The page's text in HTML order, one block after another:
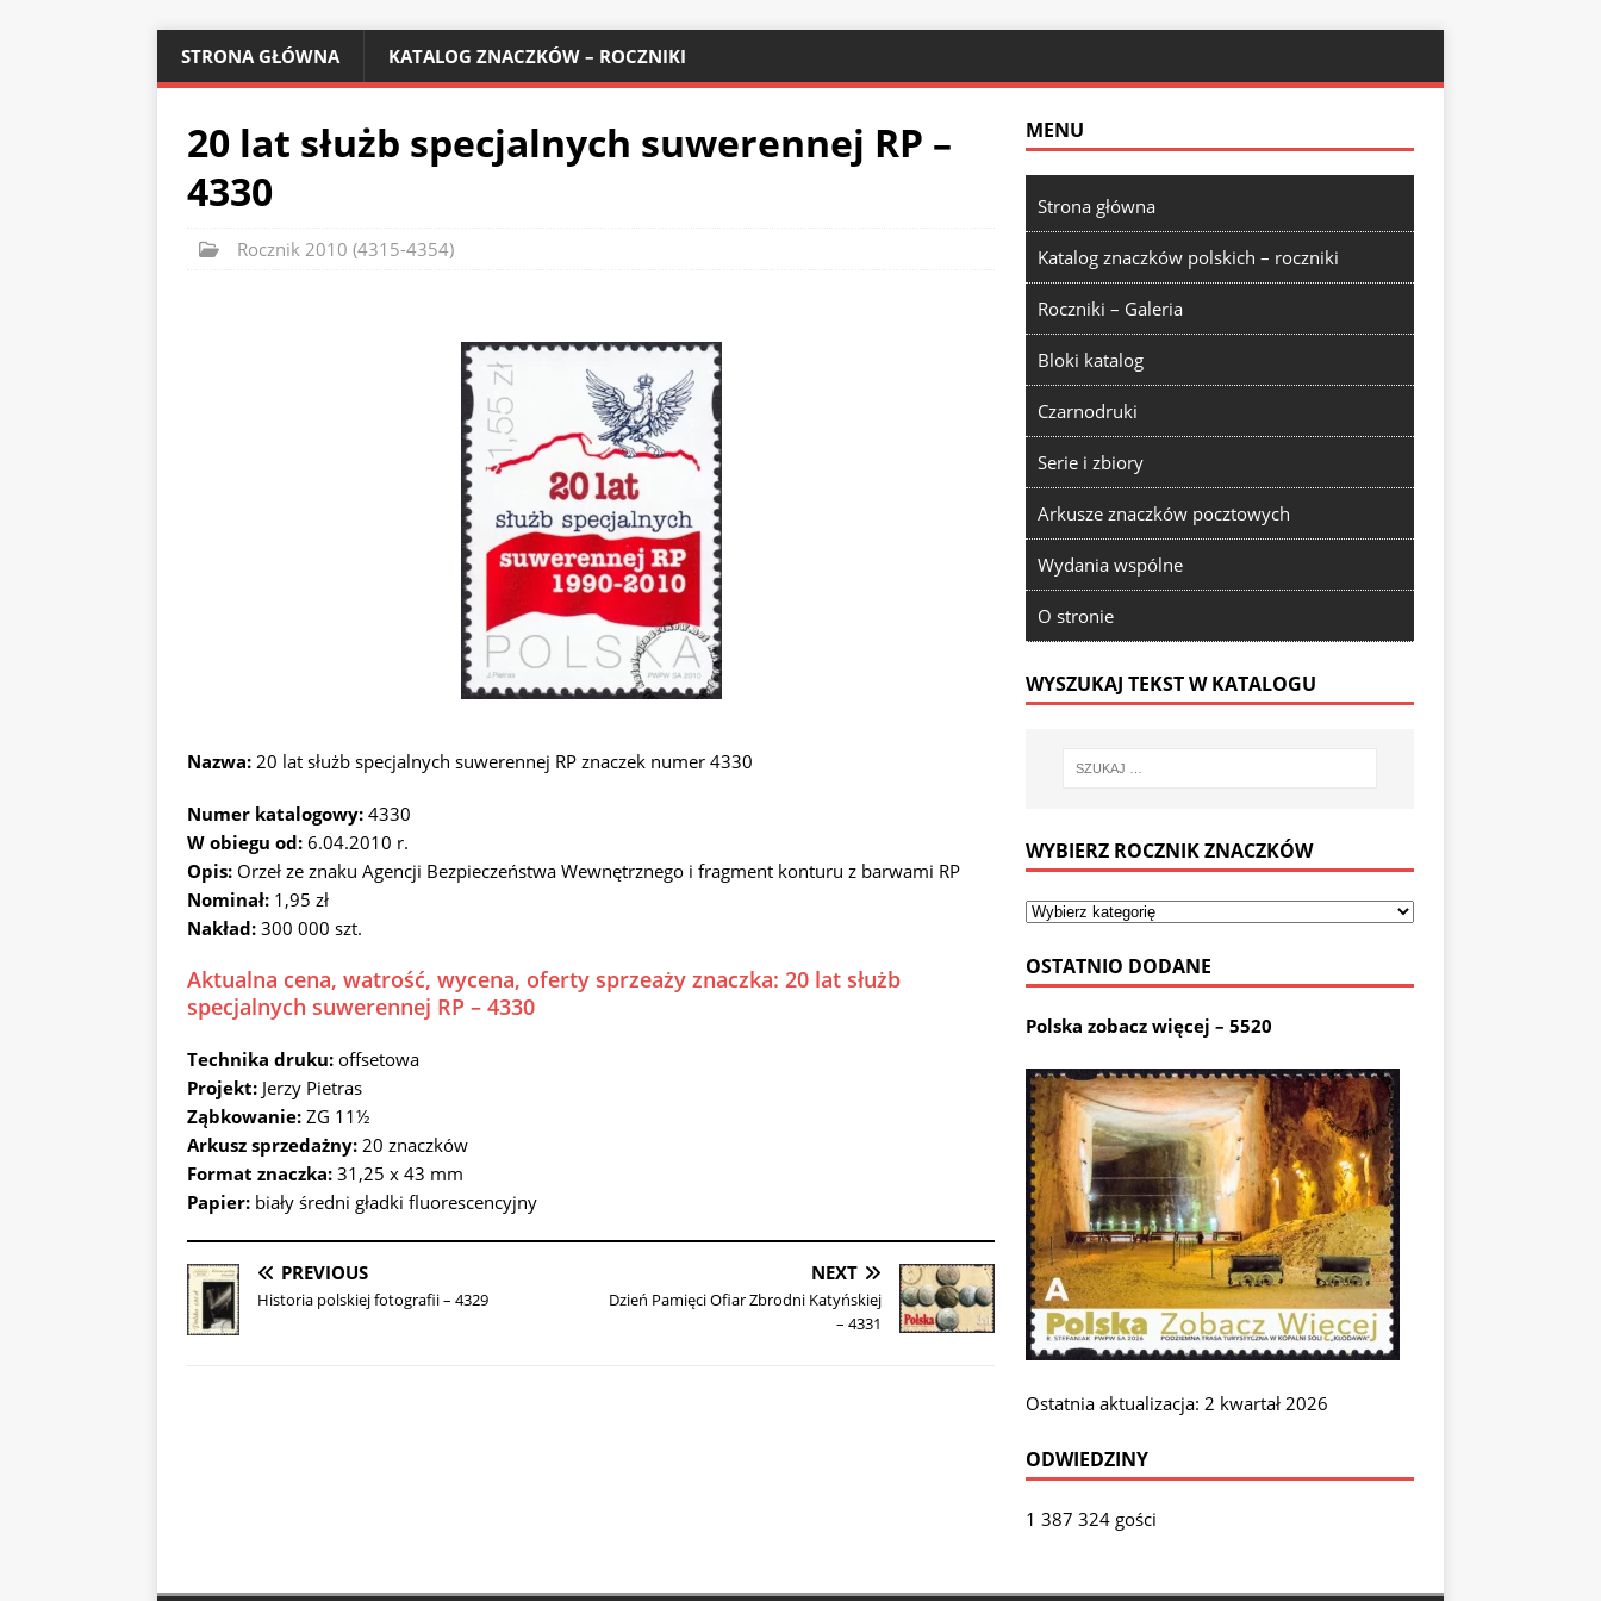
STRONA GŁÓWNA KATALOG ZNACZKÓW – ROCZNIKI
20 lat służb specjalnych suwerennej RP –
4330
Rocznik 2010 (4315-4354)
Nazwa: 20 lat służb specjalnych suwerennej RP znaczek numer 4330
Numer katalogowy: 4330
W obiegu od: 6.04.2010 r.
Opis: Orzeł ze znaku Agencji Bezpieczeństwa Wewnętrznego i fragment konturu z barwami RP
Nominał: 1,95 zł
Nakład: 300 000 szt.
Aktualna cena, watrość, wycena, oferty sprzeaży znaczka: 20 lat służb
specjalnych suwerennej RP – 4330
Technika druku: offsetowa
Projekt: Jerzy Pietras
Ząbkowanie: ZG 11½
Arkusz sprzedażny: 20 znaczków
Format znaczka: 31,25 x 43 mm
Papier: biały średni gładki fluorescencyjny
PREVIOUS
Historia polskiej fotografii – 4329
NEXT
Dzień Pamięci Ofiar Zbrodni Katyńskiej
– 4331
MENU
Strona główna
Katalog znaczków polskich – roczniki
Roczniki – Galeria
Bloki katalog
Czarnodruki
Serie i zbiory
Arkusze znaczków pocztowych
Wydania wspólne
O stronie
WYSZUKAJ TEKST W KATALOGU
WYBIERZ ROCZNIK ZNACZKÓW
OSTATNIO DODANE
Polska zobacz więcej – 5520
Ostatnia aktualizacja: 2 kwartał 2026
ODWIEDZINY
1 387 324 gości